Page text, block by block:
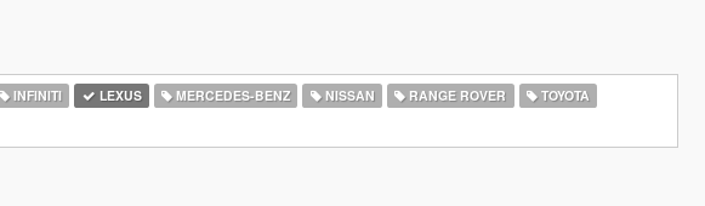
INFINITI LEXUS MERCEDES-BENZ NISSAN RANGE ROVER
TOYOTA